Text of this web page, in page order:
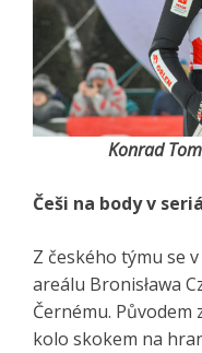
Konrad
Češi na body v
Z českého týmu se
areálu Bronisława
Černému. Původem
kolo skokem na